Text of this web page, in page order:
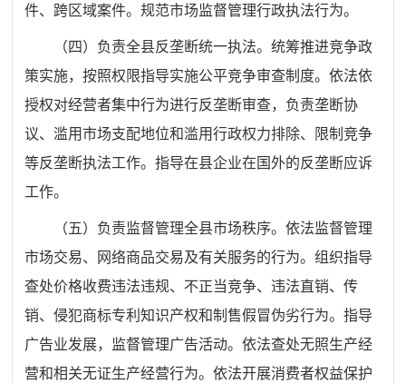
件、跨区域案件。规范市场监督管理行政执法行为。
（四）负责全县反垄断统一执法。统筹推进竞争政
策实施，按照权限指导实施公平竞争审查制度。依法依
授权对经营者集中行为进行反垄断审查，负责垄断协
议、滥用市场支配地位和滥用行政权力排除、限制竞争
等反垄断执法工作。指导在县企业在国外的反垄断应诉
工作。
（五）负责监督管理全县市场秩序。依法监督管理
市场交易、网络商品交易及有关服务的行为。组织指导
查处价格收费违法违规、不正当竞争、违法直销、传
销、侵犯商标专利知识产权和制售假冒伪劣行为。指导
广告业发展，监督管理广告活动。依法查处无照生产经
营和相关无证生产经营行为。依法开展消费者权益保护